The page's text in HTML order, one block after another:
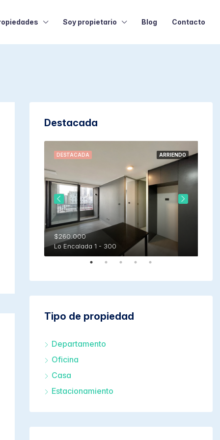
Soy propietario Blog Contacto
Destacada
ARRIENDO
DESTACADA
$260.000
Lo Encalada 1 - 300
Tipo de propiedad
Departamento
Oficina
Casa
Estacionamiento